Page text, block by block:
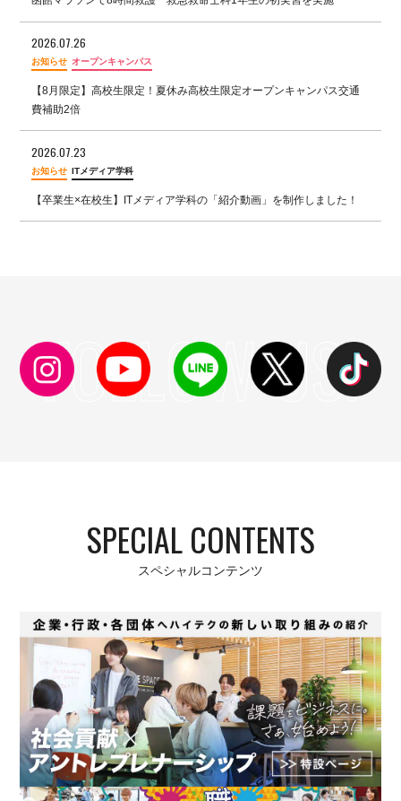
2026.07.26
お知らせ オープンキャンパス
【8月限定】高校生限定！夏休み高校生限定オープンキャンパス交通
費補助2倍
2026.07.23
お知らせ ITメディア学科
【卒業生×在校生】ITメディア学科の「紹介動画」を制作しました！
FOLLOW US!
SPECIAL CONTENTS
スペシャルコンテンツ